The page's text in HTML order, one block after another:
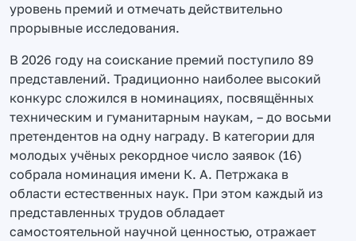
уровень премий и отмечать действительно
прорывные исследования.
В 2026 году на соискание премий поступило 89
представлений. Традиционно наиболее высокий
конкурс сложился в номинациях, посвящённых
техническим и гуманитарным наукам, – до восьми
претендентов на одну награду. В категории для
молодых учёных рекордное число заявок (16)
собрала номинация имени К. А. Петржака в
области естественных наук. При этом каждый из
представленных трудов обладает
самостоятельной научной ценностью, отражает